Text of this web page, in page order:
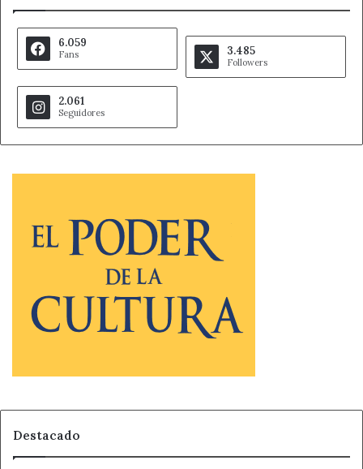
6.059
Fans 3.485
Followers
2.061
Seguidores
Destacado